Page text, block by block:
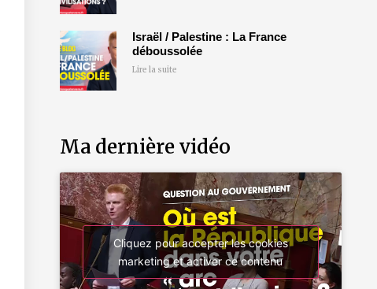
Israël / Palestine : La France
déboussolée
Lire la suite
Ma dernière vidéo
Cliquez pour accepter les cookies
marketing et activer ce contenu